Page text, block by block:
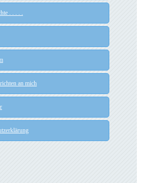
. . . . .
an mich